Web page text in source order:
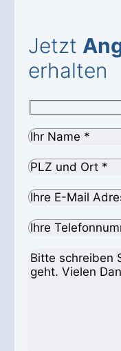
Jetzt
erhalten